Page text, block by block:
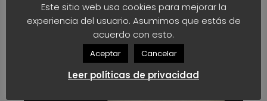
Este sitio web usa cookies para mejorar la
experiencia del usuario. Asumimos que estás de
acuerdo con esto.
Aceptar Cancelar
Leer políticas de privacidad